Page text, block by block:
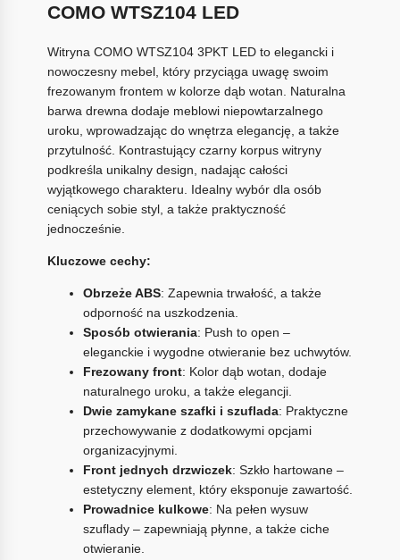
COMO WTSZ104 LED
Witryna COMO WTSZ104 3PKT LED to elegancki i
nowoczesny mebel, który przyciąga uwagę swoim
frezowanym frontem w kolorze dąb wotan. Naturalna
barwa drewna dodaje meblowi niepowtarzalnego
uroku, wprowadzając do wnętrza elegancję, a także
przytulność. Kontrastujący czarny korpus witryny
podkreśla unikalny design, nadając całości
wyjątkowego charakteru. Idealny wybór dla osób
ceniących sobie styl, a także praktyczność
jednocześnie.
Kluczowe cechy:
Obrzeże ABS: Zapewnia trwałość, a także
odporność na uszkodzenia.
Sposób otwierania: Push to open –
eleganckie i wygodne otwieranie bez uchwytów.
Frezowany front: Kolor dąb wotan, dodaje
naturalnego uroku, a także elegancji.
Dwie zamykane szafki i szuflada: Praktyczne
przechowywanie z dodatkowymi opcjami
organizacyjnymi.
Front jednych drzwiczek: Szkło hartowane –
estetyczny element, który eksponuje zawartość.
Prowadnice kulkowe: Na pełen wysuw
szuflady – zapewniają płynne, a także ciche
otwieranie.